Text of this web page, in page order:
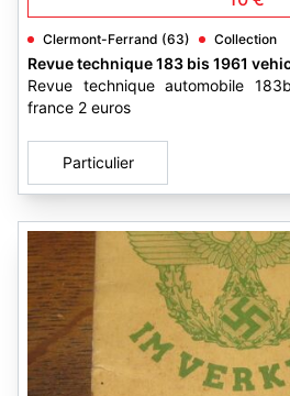
Clermont-Ferrand (63) Collection
Revue technique 183 bis 1961
Revue technique automobile
france 2 euros
Particulier